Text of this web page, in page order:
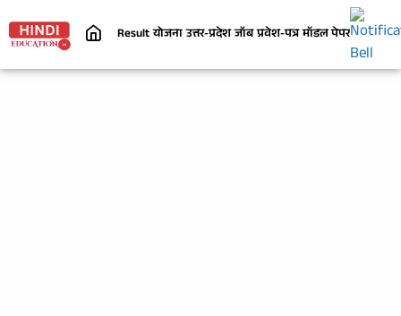
Result योजना उत्तर-प्रदेशजॉबप्रवेश-पत्रमॉडल पेपर निबंध